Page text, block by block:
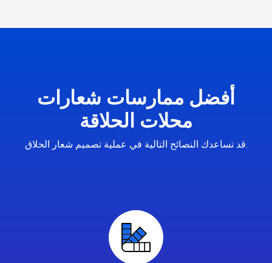
أفضل ممارسات شعارات
محلات الحلاقة
قد تساعدك النصائح التالية في عملية تصميم شعار الحلاق.